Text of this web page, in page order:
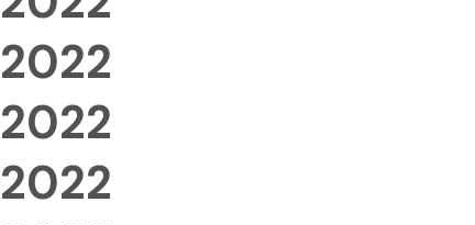
2022
2022
2022